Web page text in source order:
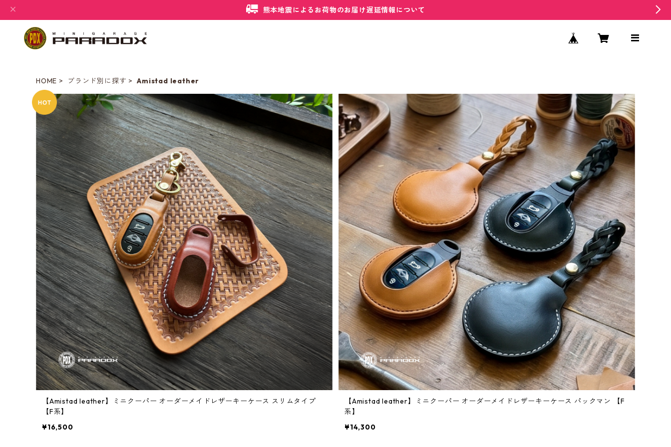
熊本地震によるお荷物のお届け遅延情報について
HOME ブランド別に探す Amistad leather
【Amistad leather】ミニクーパー オーダーメイドレザーキーケース スリムタイプ
【F系】
¥16,500
【Amistad leather】ミニクーパー オーダーメイドレザーキーケース パックマン 【F
系】
¥14,300